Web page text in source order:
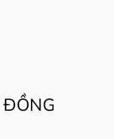
ĐỒNG